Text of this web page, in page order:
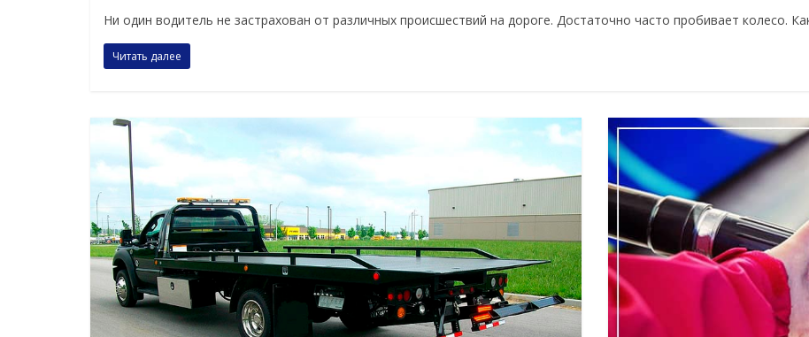
Ни один водитель не застрахован от различных происшествий на дороге. Достаточно часто пробивает колесо.
Читать далее